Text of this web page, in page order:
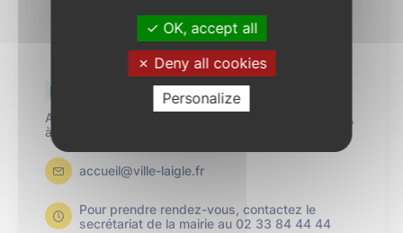
Pascal Samson
Adjoint au Maire délégué au cadre de vie, à la voirie,
à la propreté et aux travaux
accueil@ville-laigle.fr
Pour prendre rendez-vous, contactez le
secrétariat de la mairie au 02 33 84 44 44
OK, accept all
Deny all cookies
Personalize